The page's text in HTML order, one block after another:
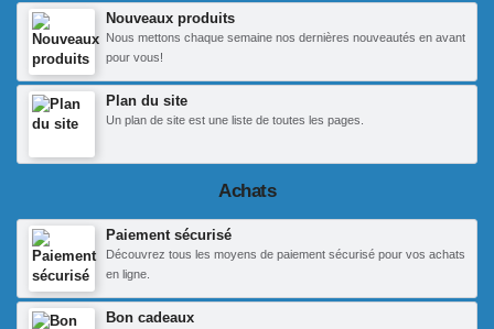
Nouveaux produits
Nous mettons chaque semaine nos dernières nouveautés en avant
pour vous!
Plan du site
Un plan de site est une liste de toutes les pages.
Achats
Paiement sécurisé
Découvrez tous les moyens de paiement sécurisé pour vos achats
en ligne.
Bon cadeaux